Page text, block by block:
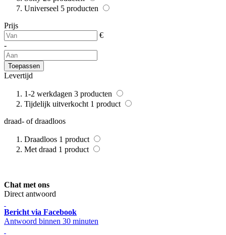
Universeel 5 producten
Prijs
€
-
Toepassen
Levertijd
1-2 werkdagen 3 producten
Tijdelijk uitverkocht 1 product
draad- of draadloos
Draadloos 1 product
Met draad 1 product
Chat met ons
Direct antwoord
Bericht via Facebook
Antwoord binnen 30 minuten